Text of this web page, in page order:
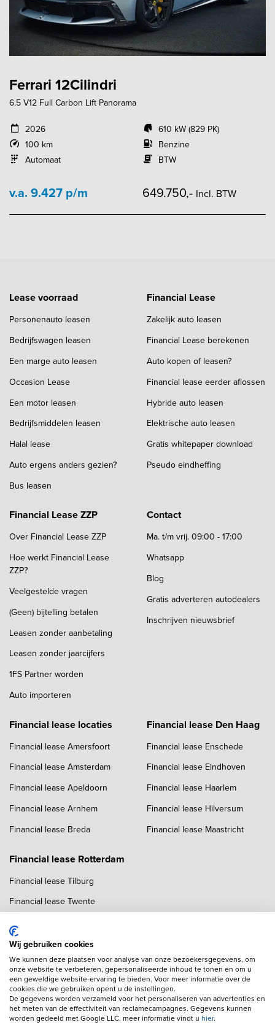
Ferrari 12Cilindri
6.5 V12 Full Carbon Lift Panorama
2026
100 km
Automaat
610 kW (829 PK)
Benzine
BTW
v.a. 9.427 p/m 649.750,- Incl. BTW
Lease voorraad
Personenauto leasen
Bedrijfswagen leasen
Een marge auto leasen
Occasion Lease
Een motor leasen
Bedrijfsmiddelen leasen
Halal lease
Auto ergens anders gezien?
Bus leasen
Financial Lease
Zakelijk auto leasen
Financial Lease berekenen
Auto kopen of leasen?
Financial lease eerder aflossen
Hybride auto leasen
Elektrische auto leasen
Gratis whitepaper download
Pseudo eindheffing
Financial Lease ZZP
Over Financial Lease ZZP
Hoe werkt Financial Lease
ZZP?
Veelgestelde vragen
(Geen) bijtelling betalen
Leasen zonder aanbetaling
Leasen zonder jaarcijfers
1FS Partner worden
Auto importeren
Contact
Ma. t/m vrij. 09:00 - 17:00
Whatsapp
Blog
Gratis adverteren autodealers
Inschrijven nieuwsbrief
Financial lease locaties
Financial lease Amersfoort
Financial lease Amsterdam
Financial lease Apeldoorn
Financial lease Arnhem
Financial lease Breda
Financial lease Den Haag
Financial lease Enschede
Financial lease Eindhoven
Financial lease Haarlem
Financial lease Hilversum
Financial lease Maastricht
Financial lease Rotterdam
Financial lease Tilburg
Financial lease Twente
Financial lease Utrecht
Financial lease Zwolle
Copyright navigation
Wij gebruiken cookies
We kunnen deze plaatsen voor analyse van onze bezoekersgegevens, om
onze website te verbeteren, gepersonaliseerde inhoud te tonen en om u
een geweldige website-ervaring te bieden. Voor meer informatie over de
cookies die we gebruiken opent u de instellingen.
De gegevens worden verzameld voor het personaliseren van advertenties en
het meten van de effectiviteit van reclamecampagnes. Gegevens kunnen
worden gedeeld met Google LLC, meer informatie vindt u hier.